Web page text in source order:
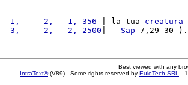
  1,     2,   1, 356
| la tua creatura
  3,     2,   2, 2500
Sap 7,29-30
Best viewed with any
IntraText®(V89) - Some rights reserved by EuloTech SRL -